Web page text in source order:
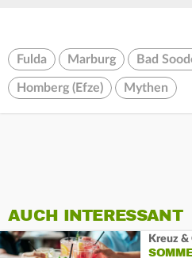
Fulda Marburg Bad
Homberg (Efze) Mythen
AUCH INTERESSANT
Kreuz &